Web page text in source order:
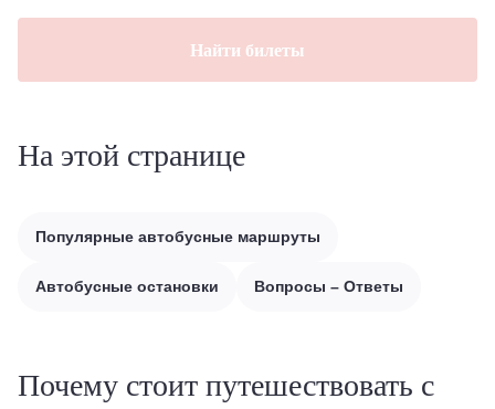
Найти билеты
На этой странице
Популярные автобусные маршруты
Автобусные остановки Вопросы – Ответы
Почему стоит путешествовать с